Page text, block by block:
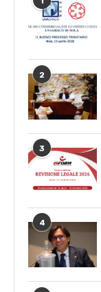
2
3
4